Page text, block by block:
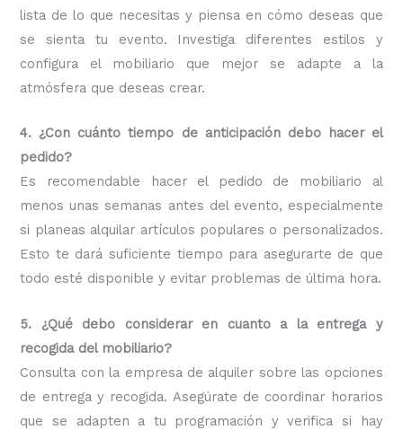
lista de lo que necesitas y piensa en cómo deseas que
se sienta tu evento. Investiga diferentes estilos y
configura el mobiliario que mejor se adapte a la
atmósfera que deseas crear.
4. ¿Con cuánto tiempo de anticipación debo hacer el
pedido?
Es recomendable hacer el pedido de mobiliario al
menos unas semanas antes del evento, especialmente
si planeas alquilar artículos populares o personalizados.
Esto te dará suficiente tiempo para asegurarte de que
todo esté disponible y evitar problemas de última hora.
5. ¿Qué debo considerar en cuanto a la entrega y
recogida del mobiliario?
Consulta con la empresa de alquiler sobre las opciones
de entrega y recogida. Asegúrate de coordinar horarios
que se adapten a tu programación y verifica si hay